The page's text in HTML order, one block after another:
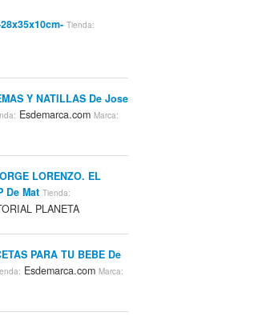
Tienda:
Y NATILLAS De Jose
Esdemarca.com Marca:
LORENZO. EL
De Mat Tienda:
PLANETA
PARA TU BEBE De
Esdemarca.com Marca: